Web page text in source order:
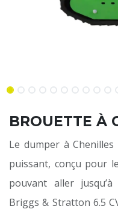
BROUETTE À
Le dumper à
puissant, conçu pour
pouvant aller
Briggs & Stratton 6.5